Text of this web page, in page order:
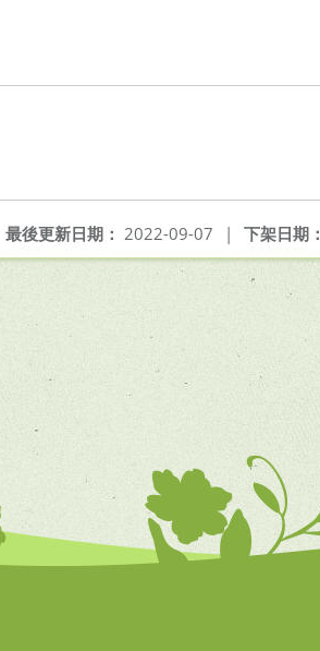
下架日期：
最後更新日期： 2022-09-07 |